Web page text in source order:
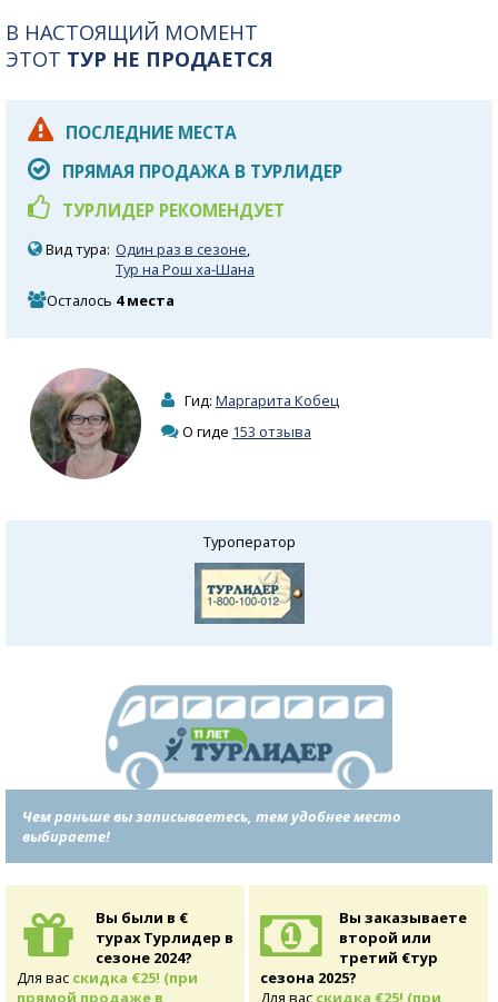
В НАСТОЯЩИЙ МОМЕНТ
ЭТОТ ТУР НЕ ПРОДАЕТСЯ
ПОСЛЕДНИЕ МЕСТА
ПРЯМАЯ ПРОДАЖА В ТУРЛИДЕР
ТУРЛИДЕР РЕКОМЕНДУЕТ
Вид тура: Один раз в сезоне,
Тур на Рош ха-Шана
Осталось 4 места
Гид: Маргарита Кобец
О гиде 153 отзыва
Туроператор
Чем раньше вы записываетесь, тем удобнее место
выбираете!
Вы были в €
турах Турлидер в
сезоне 2024?
Для вас скидка €25! (при
прямой продаже в
Вы заказываете
второй или
третий €тур
сезона 2025?
Для вас скидка €25! (при